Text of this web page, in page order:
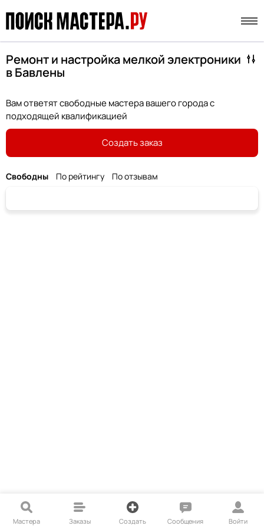
Ремонт и настройка мелкой электроники
в Бавлены
Вам ответят свободные мастера вашего города с
подходящей квалификацией
Создать заказ
Свободны По рейтингу По отзывам
Мастера Заказы Создать Сообщения Войти